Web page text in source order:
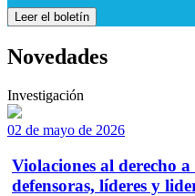
Leer el boletín
Novedades
Investigación
02 de mayo de 2026
Violaciones al derecho
defensoras, líderes y